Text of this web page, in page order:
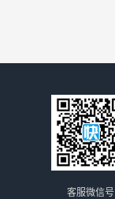
客服微信号